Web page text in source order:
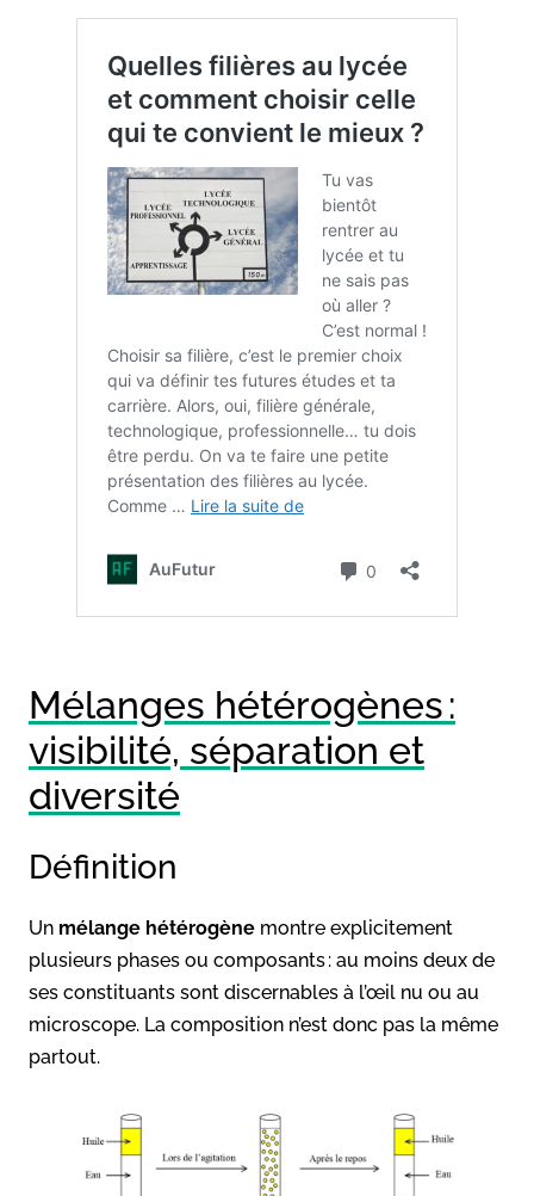
Mélanges hétérogènes :
visibilité, séparation et
diversité
Définition
Un mélange hétérogène montre explicitement
plusieurs phases ou composants : au moins deux de
ses constituants sont discernables à l’œil nu ou au
microscope. La composition n’est donc pas la même
partout.